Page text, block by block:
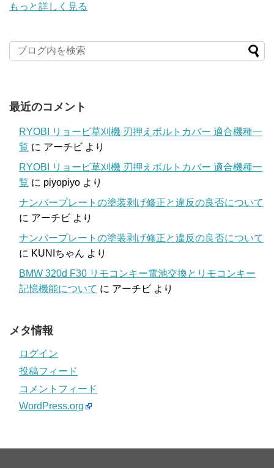
もっと詳しく見る
最近のコメント
RYOBI リョービ草刈機 刃押えボルトカバー 適合機種一
覧 に アーチビ より
RYOBI リョービ草刈機 刃押えボルトカバー 適合機種一
覧 に piyopiyo より
ナンバープレートの塗装剥げ修正と違反の良否について
に アーチビ より
ナンバープレートの塗装剥げ修正と違反の良否について
に KUNIちゃん より
BMW 320d F30 リモコンキー電池交換とリモコンキー
記憶機能について に アーチビ より
メタ情報
ログイン
投稿フィード
コメントフィード
WordPress.org